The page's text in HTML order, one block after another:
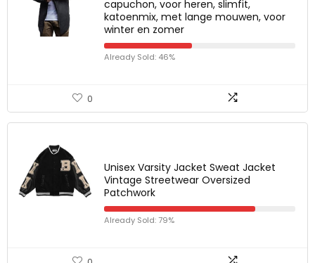
capuchon, voor heren, slimfit,
katoenmix, met lange mouwen, voor
winter en zomer
Already Sold: 46%
0
Unisex Varsity Jacket Sweat Jacket
Vintage Streetwear Oversized
Patchwork
Already Sold: 79%